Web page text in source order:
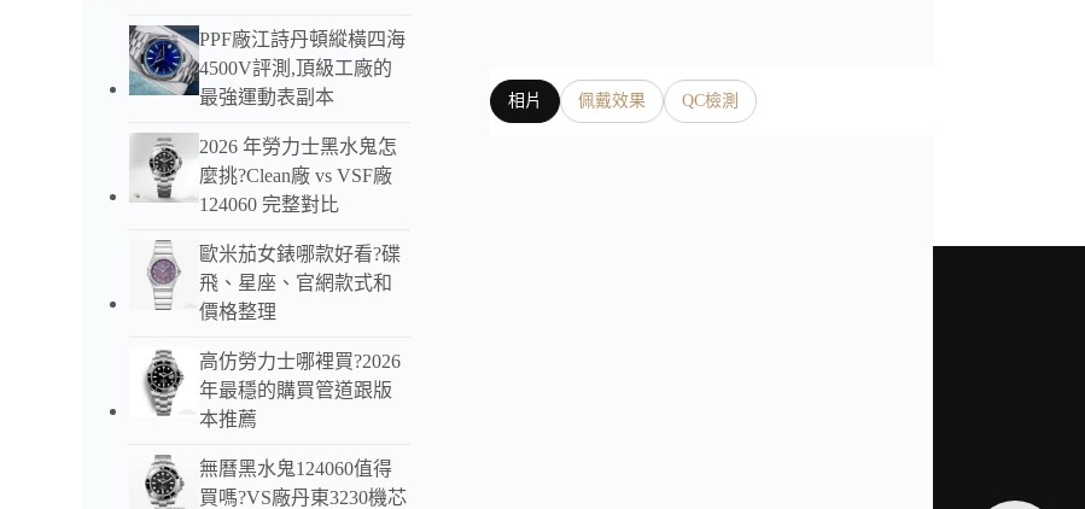
相片 佩戴效果 QC檢測
PPF廠江詩丹頓縱橫四海
4500V評測,頂級工廠的
最強運動表副本
2026 年勞力士黑水鬼怎
麼挑?Clean廠 vs VSF廠
124060 完整對比
歐米茄女錶哪款好看?碟
飛、星座、官網款式和
價格整理
高仿勞力士哪裡買?2026
年最穩的購買管道跟版
本推薦
無曆黑水鬼124060值得
買嗎?VS廠丹東3230機芯